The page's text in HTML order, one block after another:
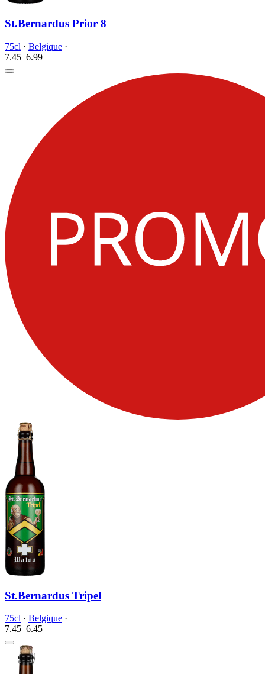
St.Bernardus Prior 8
75cl · Belgique ·
7.45 6.99
St.Bernardus Tripel
75cl · Belgique ·
7.45 6.45